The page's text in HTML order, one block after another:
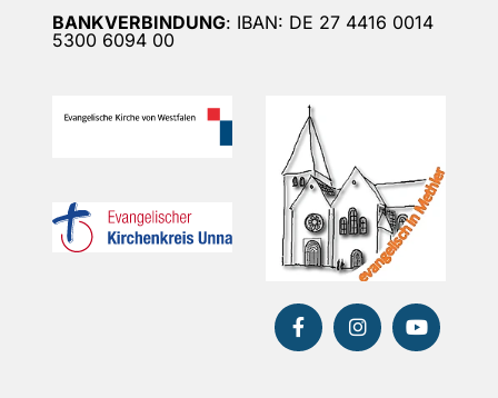
BANKVERBINDUNG: IBAN: DE 27 4416 0014
5300 6094 00